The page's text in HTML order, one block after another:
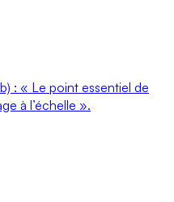
: « Le point essentiel de
à l’échelle ».